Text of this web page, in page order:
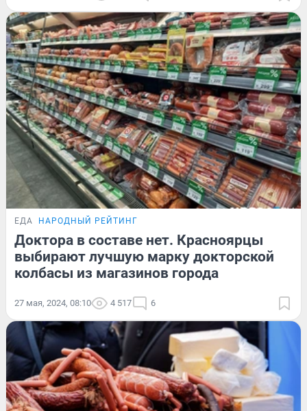
ЕДА НАРОДНЫЙ РЕЙТИНГ
Доктора в составе нет. Красноярцы
выбирают лучшую марку докторской
колбасы из магазинов города
27 мая, 2024, 08:10 4 517 6